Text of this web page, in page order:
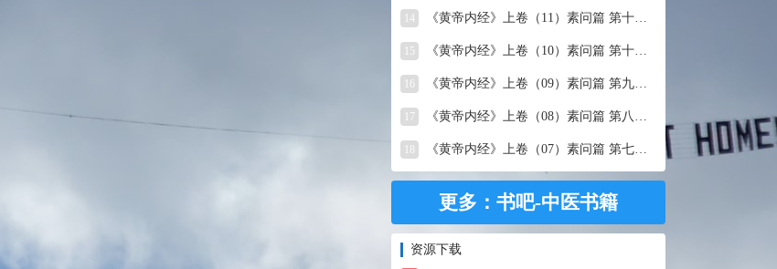
14 《黄帝内经》上卷（11）素问篇 第十一篇 五藏别论
15 《黄帝内经》上卷（10）素问篇 第十篇 五藏生成
16 《黄帝内经》上卷（09）素问篇 第九篇 六节藏象论
17 《黄帝内经》上卷（08）素问篇 第八篇 灵兰秘典论
《黄帝内经》上卷（07）素问篇 第七篇 阴阳别论
更多：书吧-中医书籍
资源下载